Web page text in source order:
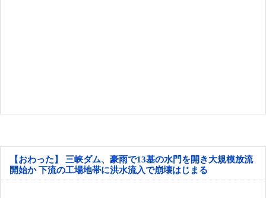
【おわった】 三峡ダム、豪雨で13基の水門を開き大規模放流
開始か 下流の工場地帯に洪水流入で崩壊はじまる